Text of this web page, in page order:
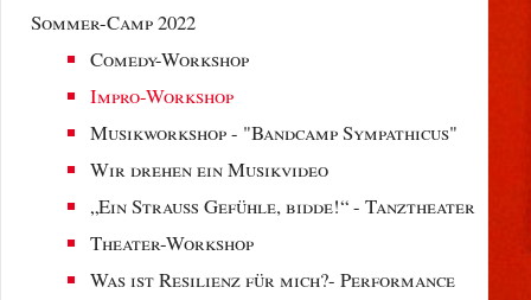
Sommer-Camp 2022
Comedy-Workshop
Impro-Workshop
Musikworkshop - "Bandcamp Sympathicus"
Wir drehen ein Musikvideo
„Ein Strauß Gefühle, bidde!“ - Tanztheater
Theater-Workshop
Was ist Resilienz für mich?- Performance